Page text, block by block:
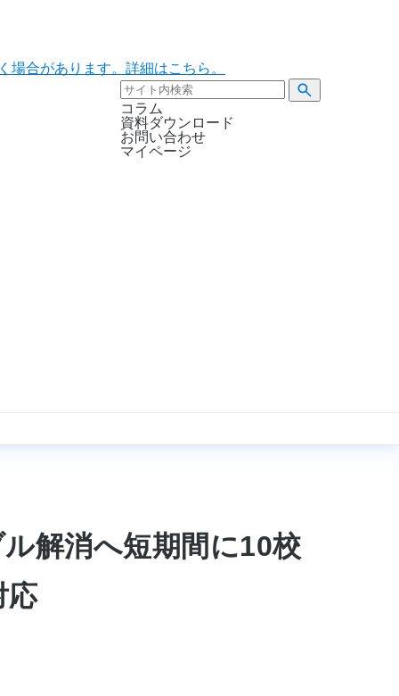
合があります。詳細はこちら。
コラム
資料ダウンロード
お問い合わせ
マイページ
解消へ短期間に10校
応